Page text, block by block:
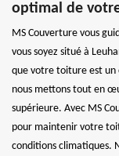
optimal de
MS Couverture vous
vous soyez situé à
que votre toiture est un
nous mettons tout en
supérieure. Avec MS
pour maintenir votre
conditions climatiques.